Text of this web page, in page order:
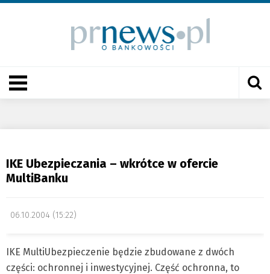
IKE Ubezpieczania – wkrótce w ofercie
MultiBanku
06.10.2004 (15:22)
IKE MultiUbezpieczenie będzie zbudowane z dwóch
części: ochronnej i inwestycyjnej. Część ochronna, to